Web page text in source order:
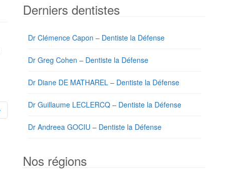
Derniers dentistes
Dr Clémence Capon – Dentiste la Défense
Dr Greg Cohen – Dentiste la Défense
Dr Diane DE MATHAREL – Dentiste la Défense
Dr Guillaume LECLERCQ – Dentiste la Défense
Dr Andreea GOCIU – Dentiste la Défense
Nos régions